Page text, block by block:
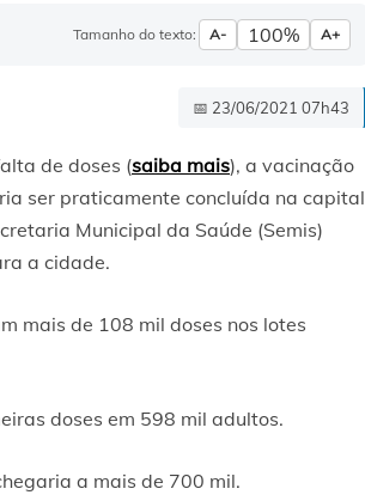
Tamanho do texto: A- 100% A+
📅 23/06/2021 07h43
de doses (saiba mais), a vacinação
ser praticamente concluída na capital
Municipal da Saúde (Semis)
a cidade.
mais de 108 mil doses nos lotes
doses em 598 mil adultos.
a mais de 700 mil.